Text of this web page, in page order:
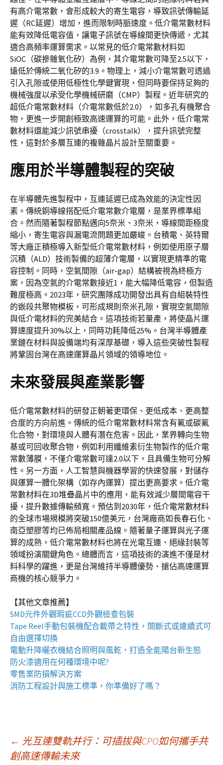
有高介電常數，會形成較大的寄生電容，導致訊號傳輸延
遲（RC延遲）增加，進而限制時脈速度。低介電常數材料
能有效降低電容值，讓電子訊號在導線間更快傳遞，尤其
適合高頻率運算需求。以常見的低介電常數材料如
SiOC（碳摻雜氧化矽）為例，其介電常數可降至2.5以下，
遠低於傳統二氧化矽的3.9。物理上，減小介電常數可透過
引入孔隙或使用低極性化學鍵實現，但同時要保持足夠的
機械強度以承受化學機械研磨（CMP）製程。近年研究的
超低介電常數材料（介電常數低於2.0），如多孔有機聚合
物，更進一步開創極致高速運算的可能。此外，低介電常
數材料還能減少訊號串擾（crosstalk），提升訊號完整
性，這對於多層互連的複雜晶片設計至關重要。
應用於半導體製程的突破
在半導體先進製程中，互連延遲已成為效能的決定性因
素。傳統銅導線搭配低介電常數介電層，是業界標準組
合。然而隨著製程節點邁向5奈米、3奈米，導線間距極度
縮小，寄生電容與漏電流問題更加嚴峻。台積電、英特爾
等大廠正積極導入新型低介電常數材料，例如使用原子層
沉積（ALD）技術製備的超薄介電層，以實現更精準的電
容控制。同時，空氣間隙（air-gap）結構被視為終極方
案，因為空氣的介電常數接近1，能大幅降低電容，但製造
難度極高。2023年，研究團隊成功開發出具有自組裝特性
的嵌段共聚物模板，可形成規則奈米孔隙，實現空氣間隙
與低介電材料的完美結合。這項技術若量產，將使晶片運
算速度提升30%以上，同時功耗降低25%。台灣半導體產
業鏈在材料與設備端均有深厚基礎，導入這些突破性製程
將鞏固台灣在高速運算晶片領域的領導地位。
未來發展與產業影響
低介電常數材料的研發正朝著更環保、更低成本、更高整
合度的方向前進。傳統的低介電常數材料常含有氟或碳氟
化合物，對環境與人體有潛在危害。因此，業界轉向生物
基或可回收聚合物，例如利用纖維素衍生物製作的低介電
常數薄膜，不僅介電常數可達2.0以下，且具備生物可分解
性。另一方面，人工智慧與機器學習的快速發展，對儲存
與運算一體化架構（如存內運算）提出更高要求。低介電
常數材料在3D堆疊晶片中的應用，能有效減少層間電容干
擾，提升數據傳輸頻寬。預估到2030年，低介電常數材料
的全球市場規模將突破150億美元，台灣廠商如長春石化、
南亞塑膠等均已佈局相關產品線。隨著量子運算與光子運
算的成熟，低介電常數材料也將在光電互連、絕緣封裝等
領域扮演關鍵角色。總體而言，這項技術的演進不僅是材
料科學的躍進，更是台灣維持半導體優勢、搶佔高速運算
商機的核心競爭力。
【其他文章推薦】
SMD元件外觀瑕疵CCD外觀檢查包裝
Tape Reel手動包裝機配合載帶之特性，間斷式或連續式可
自由選擇切換
電動升降曬衣機結合照明與風乾，打造全能陽台新生態
防火漆適用在何種環境中呢?
零售業防損解決方案
消防工程設計與施工標準，你準備好了嗎？
文
← 光互連雙軌并行：可插拔與CPO如何攜手共
創高速傳輸未來